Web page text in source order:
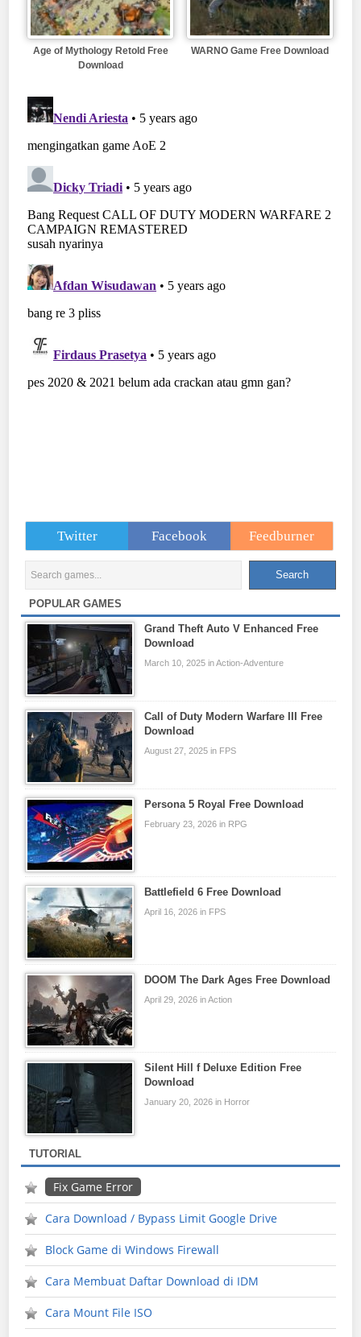
Age of Mythology Retold Free
Download
WARNO Game Free Download
Twitter Facebook Feedburner
POPULAR GAMES
Grand Theft Auto V Enhanced Free
Download
March 10, 2025 in Action-Adventure
Call of Duty Modern Warfare III Free
Download
August 27, 2025 in FPS
Persona 5 Royal Free Download
February 23, 2026 in RPG
Battlefield 6 Free Download
April 16, 2026 in FPS
DOOM The Dark Ages Free Download
April 29, 2026 in Action
Silent Hill f Deluxe Edition Free
Download
January 20, 2026 in Horror
TUTORIAL
Fix Game Error
Cara Download / Bypass Limit Google Drive
Block Game di Windows Firewall
Cara Membuat Daftar Download di IDM
Cara Mount File ISO